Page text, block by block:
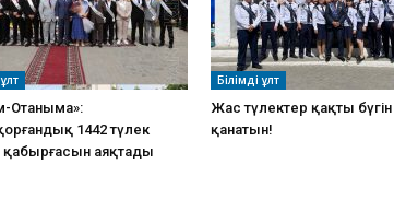
Отаныма»:
1442 түлек
қабырғасын аяқтады
Білімді ұлт
Жас түлектер қақты бүгін
қанатын!